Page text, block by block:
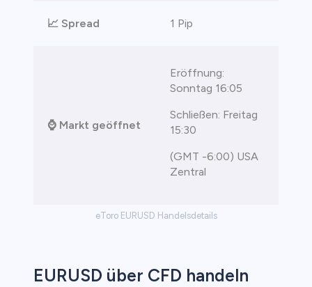
eToro EURUSD Handelsdetails
📈 Spread 1 Pip
⌚ Markt geöffnet
Eröffnung:
Sonntag 16:05
Schließen: Freitag
15:30
(GMT -6:00) USA
Zentral
EURUSD über CFD handeln